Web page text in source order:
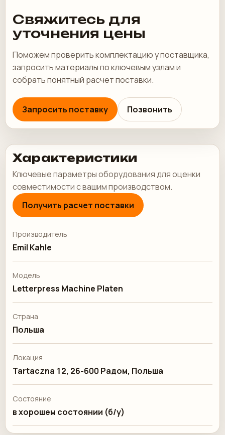
Свяжитесь для
уточнения цены
Поможем проверить комплектацию у поставщика,
запросить материалы по ключевым узлам и
собрать понятный расчет поставки.
Запросить поставку Позвонить
Характеристики
Ключевые параметры оборудования для оценки
совместимости с вашим производством.
Получить расчет поставки
Производитель
Emil Kahle
Модель
Letterpress Machine Platen
Страна
Польша
Локация
Tartaczna 12, 26-600 Радом, Польша
Состояние
в хорошем состоянии (б/у)